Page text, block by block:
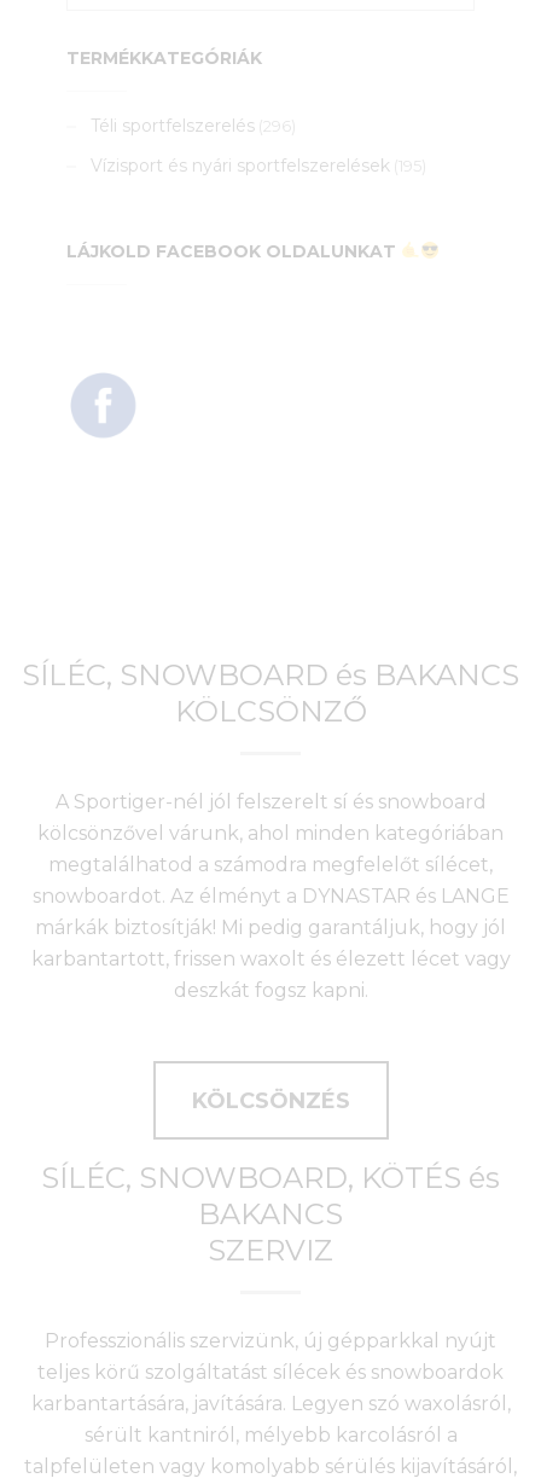
TERMÉKKATEGÓRIÁK
Téli sportfelszerelés (296)
Vízisport és nyári sportfelszerelések (195)
LÁJKOLD FACEBOOK OLDALUNKAT
SÍLÉC, SNOWBOARD és BAKANCS
KÖLCSÖNZŐ
A Sportiger-nél jól felszerelt sí és snowboard
kölcsönzővel várunk, ahol minden kategóriában
megtalálhatod a számodra megfelelőt sílécet,
snowboardot. Az élményt a DYNASTAR és LANGE
márkák biztosítják! Mi pedig garantáljuk, hogy jól
karbantartott, frissen waxolt és élezett lécet vagy
deszkát fogsz kapni.
KÖLCSÖNZÉS
SÍLÉC, SNOWBOARD, KÖTÉS és
BAKANCS
SZERVIZ
Professzionális szervizünk, új gépparkkal nyújt
teljes körű szolgáltatást sílécek és snowboardok
karbantartására, javítására. Legyen szó waxolásról,
sérült kantniról, mélyebb karcolásról a
talpfelületen vagy komolyabb sérülés kijavításáról,